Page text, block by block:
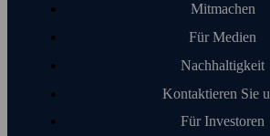
Mitmachen
Für Medien
Nachhaltigkeit
Kontaktieren Sie
Für Investoren